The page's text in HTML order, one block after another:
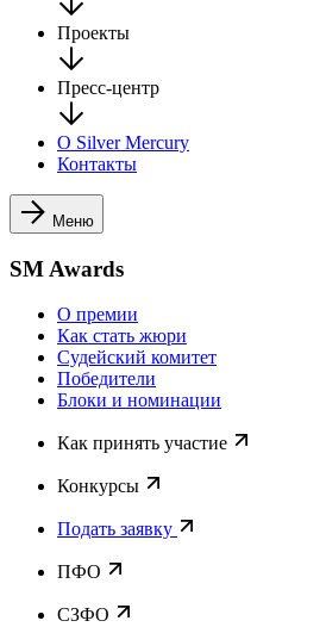
Проекты
Пресс-центр
О Silver Mercury
Контакты
Меню
SM Awards
О премии
Как стать жюри
Судейский комитет
Победители
Блоки и номинации
Как принять участие
Конкурсы
Подать заявку
ПФО
СЗФО